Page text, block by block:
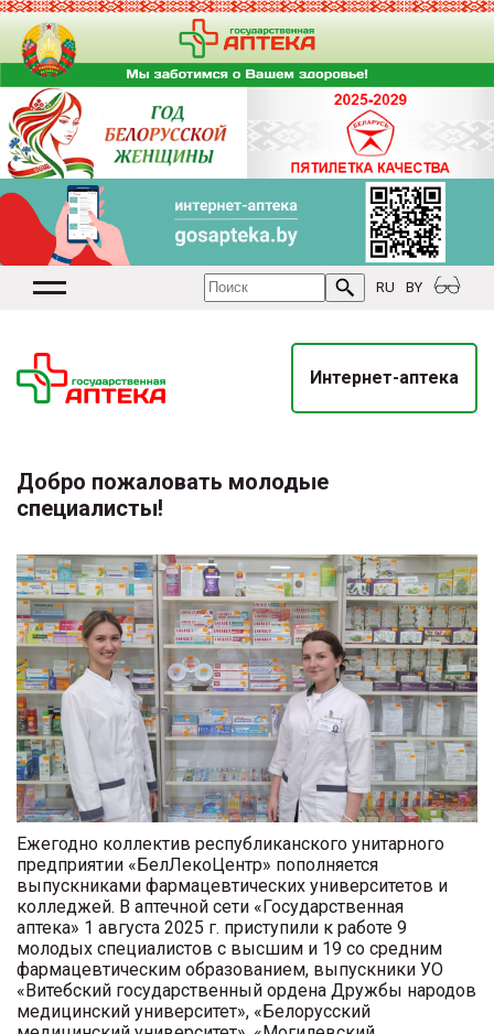
RU BY
Интернет-аптека
Добро пожаловать молодые
специалисты!
Ежегодно коллектив республиканского унитарного
предприятии «БелЛекоЦентр» пополняется
выпускниками фармацевтических университетов и
колледжей. В аптечной сети «Государственная
аптека» 1 августа 2025 г. приступили к работе 9
молодых специалистов с высшим и 19 со средним
фармацевтическим образованием, выпускники УО
«Витебский государственный ордена Дружбы народов
медицинский университет», «Белорусский